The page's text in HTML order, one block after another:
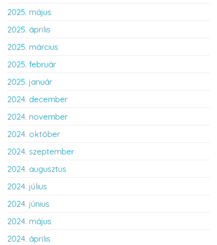
2025. május
2025. április
2025. március
2025. február
2025. január
2024. december
2024. november
2024. október
2024. szeptember
2024. augusztus
2024. július
2024. június
2024. május
2024. április